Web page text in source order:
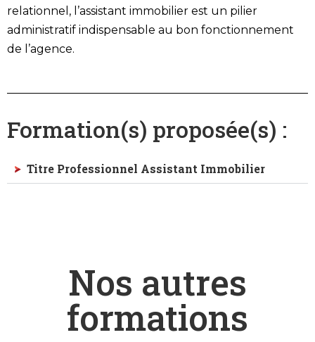
relationnel, l’assistant immobilier est un pilier
administratif indispensable au bon fonctionnement
de l’agence.
Formation(s) proposée(s) :
Titre Professionnel Assistant Immobilier
Nos autres
formations